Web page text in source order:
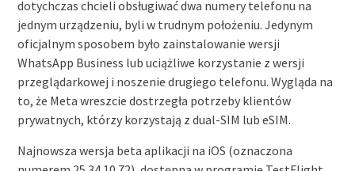
dotychczas chcieli obsługiwać dwa numery telefonu na
jednym urządzeniu, byli w trudnym położeniu. Jedynym
oficjalnym sposobem było zainstalowanie wersji
WhatsApp Business lub uciążliwe korzystanie z wersji
przeglądarkowej i noszenie drugiego telefonu. Wygląda na
to, że Meta wreszcie dostrzegła potrzeby klientów
prywatnych, którzy korzystają z dual-SIM lub eSIM.
Najnowsza wersja beta aplikacji na iOS (oznaczona